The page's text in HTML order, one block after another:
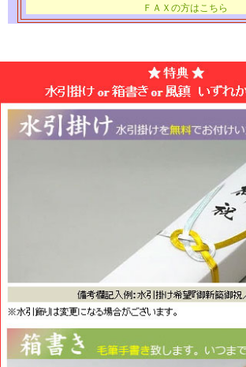
ＦＡＸの方はこちら